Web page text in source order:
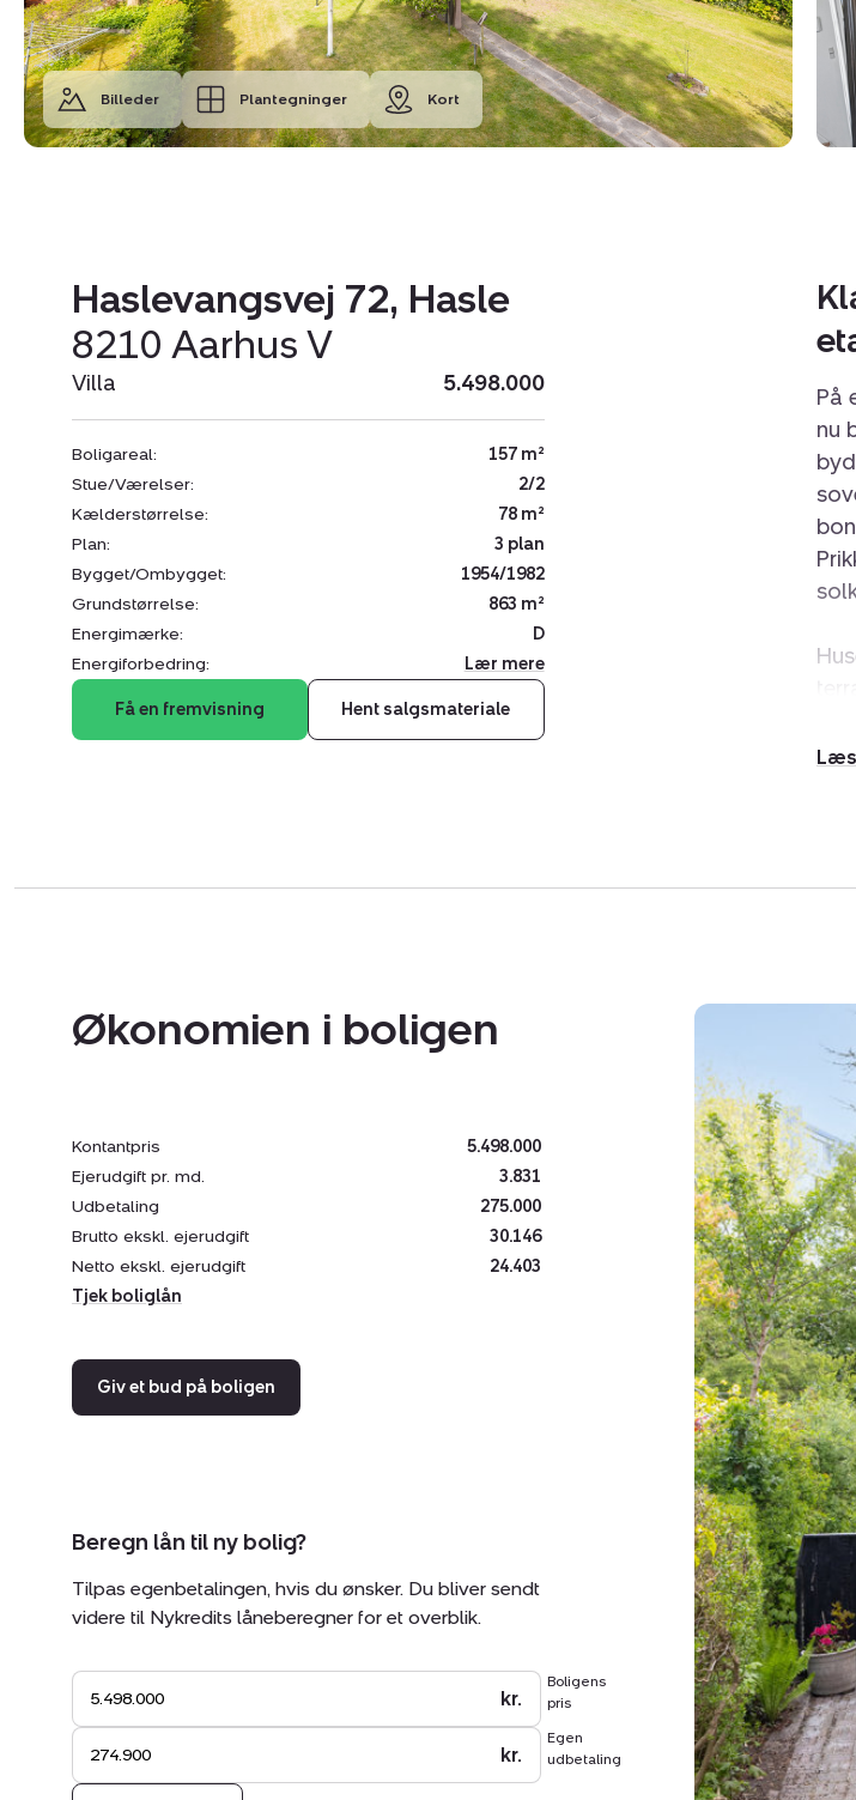
Billeder Plantegninger Kort
Haslevangsvej 72, Hasle
8210 Aarhus V
Villa 5.498.000
Boligareal:
157 m²
Stue/Værelser:
2/2
Kælderstørrelse:
78 m²
Plan:
3 plan
Bygget/Ombygget:
1954/1982
Grundstørrelse:
863 m²
Energimærke:
D
Energiforbedring:
Lær mere
Få en fremvisning Hent salgsmateriale
På
nu
let
at
På
Vi
Økonomien i boligen
Kontantpris
5.498.000
Ejerudgift pr. md.
3.831
Udbetaling
275.000
Brutto ekskl. ejerudgift
30.146
Netto ekskl. ejerudgift
24.403
Tjek boliglån
Giv et bud på boligen
Beregn lån til ny bolig?
Tilpas egenbetalingen, hvis du ønsker. Du bliver sendt
videre til Nykredits låneberegner for et overblik.
Boligens
pris
kr.
Egen
udbetaling
kr.